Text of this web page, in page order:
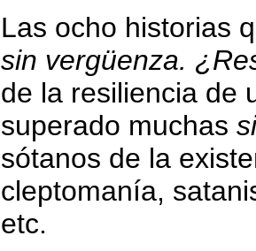
Las ocho historias
sin vergüenza.
de la resiliencia de
superado muchas
sótanos de la
cleptomanía,
etc.